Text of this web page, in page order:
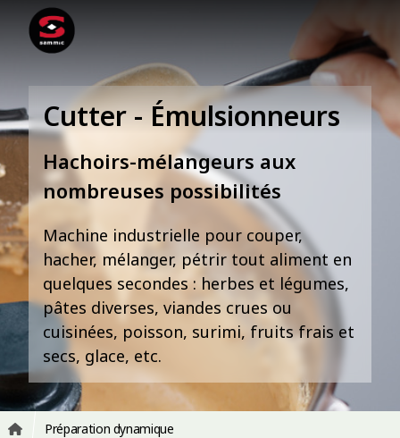
Cutter - Émulsionneurs
Hachoirs-mélangeurs aux
nombreuses possibilités
Machine industrielle pour couper,
hacher, mélanger, pétrir tout aliment en
quelques secondes : herbes et légumes,
pâtes diverses, viandes crues ou
cuisinées, poisson, surimi, fruits frais et
secs, glace, etc.
Préparation dynamique